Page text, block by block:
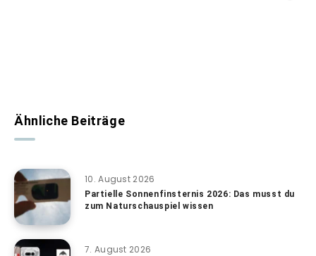
Ähnliche Beiträge
10. August 2026
Partielle Sonnenfinsternis 2026: Das musst du
zum Naturschauspiel wissen
7. August 2026